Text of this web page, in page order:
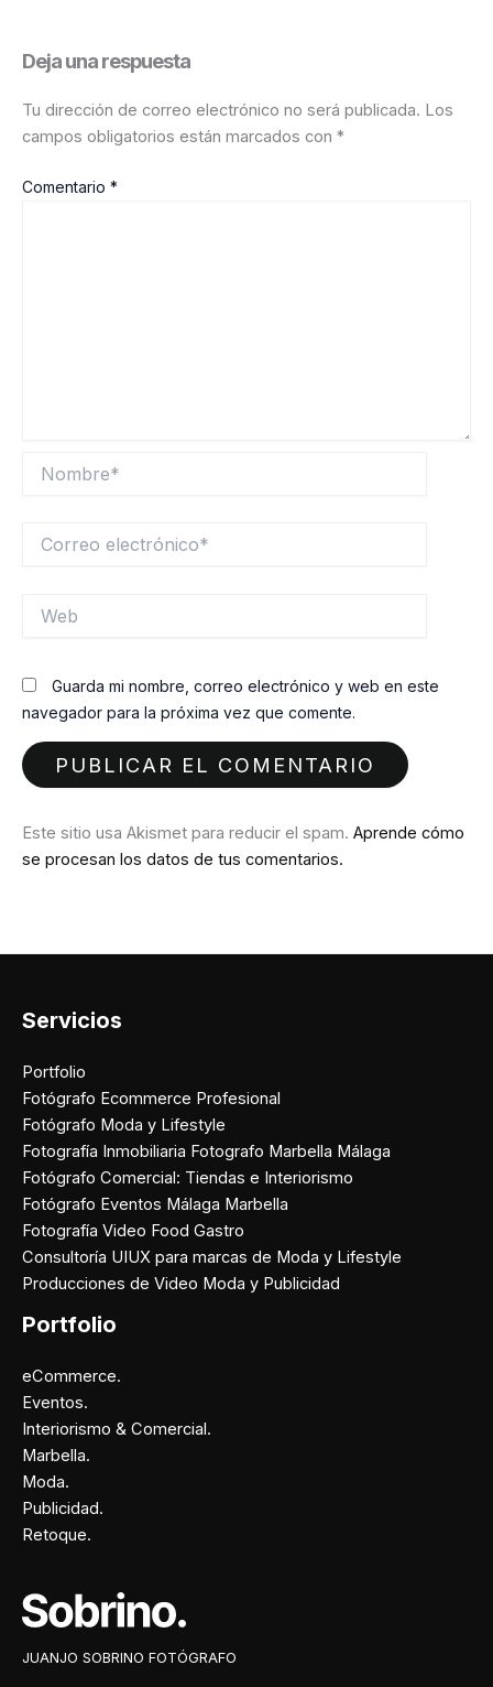
Deja una respuesta
Tu dirección de correo electrónico no será publicada. Los
campos obligatorios están marcados con *
Comentario *
electrónico*
Guarda mi nombre, correo electrónico y web en este
navegador para la próxima vez que comente.
Este sitio usa Akismet para reducir el spam. Aprende cómo
se procesan los datos de tus comentarios.
Servicios
Portfolio
Fotógrafo Ecommerce Profesional
Fotógrafo Moda y Lifestyle
Fotografía Inmobiliaria Fotografo Marbella Málaga
Fotógrafo Comercial: Tiendas e Interiorismo
Fotógrafo Eventos Málaga Marbella
Fotografía Video Food Gastro
Consultoría UIUX para marcas de Moda y Lifestyle
Producciones de Video Moda y Publicidad
Portfolio
eCommerce.
Eventos.
Interiorismo & Comercial.
Marbella.
Moda.
Publicidad.
Retoque.
JUANJO SOBRINO FOTÓGRAFO